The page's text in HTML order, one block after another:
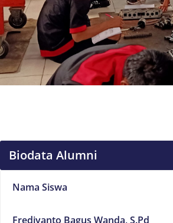
Biodata Alumni
Nama Siswa
Frediyanto Bagus Wanda, S.Pd